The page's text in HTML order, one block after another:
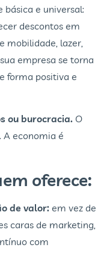
básica e universal:
descontos em
mobilidade, lazer,
empresa se torna
forma positiva e
ou burocracia. O
A economia é
oferece:
de valor: em vez de
caras de marketing,
com